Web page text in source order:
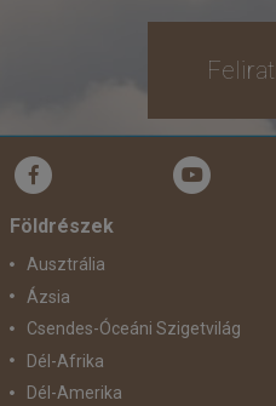
Földrészek
Ausztrália
Ázsia
Csendes-Óceáni Szigetvilág
Dél-Afrika
Dél-Amerika